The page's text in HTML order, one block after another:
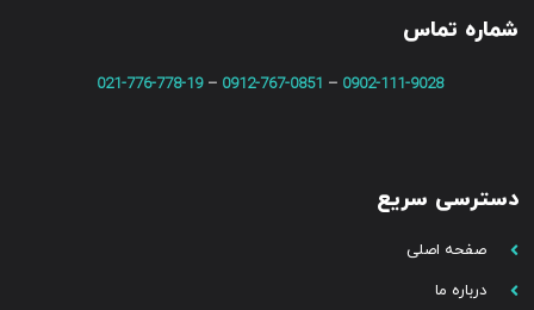
شماره تماس
0902-111-9028
–
0912-767-0851
–
021-776-778-19
دسترسی سریع
صفحه اصلی
درباره ما